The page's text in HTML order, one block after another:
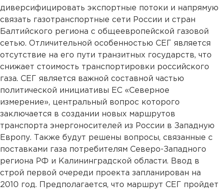
диверсифицировать экспортные потоки и напрямую
связать газотранспортные сети России и стран
Балтийского региона с общеевропейской газовой
сетью. Отличительной особенностью СЕГ является
отсутствие на его пути транзитных государств, что
снижает стоимость транспортировки российского
газа. СЕГ является важной составной частью
политической инициативы ЕС «Северное
измерение», центральный вопрос которого
заключается в создании новых маршрутов
транспорта энергоносителей из России в Западную
Европу. Также будут решены вопросы, связанные с
поставками газа потребителям Северо-Западного
региона РФ и Калининградской области. Ввод в
строй первой очереди проекта запланирован на
2010 год. Предполагается, что маршрут СЕГ пройдет